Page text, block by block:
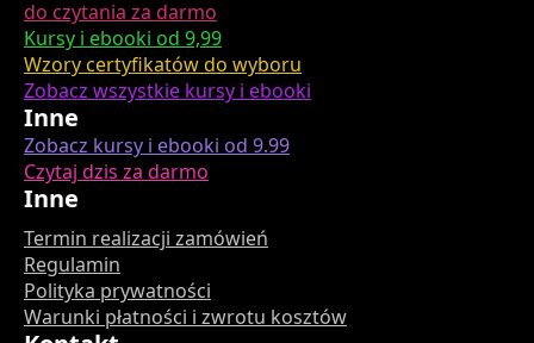
do czytania za darmo
Kursy i ebooki od 9,99
Wzory certyfikatów do wyboru
Zobacz wszystkie kursy i ebooki
Inne
Zobacz kursy i ebooki od 9.99
Czytaj dzis za darmo
Inne
Termin realizacji zamówień
Regulamin
Polityka prywatności
Warunki płatności i zwrotu kosztów